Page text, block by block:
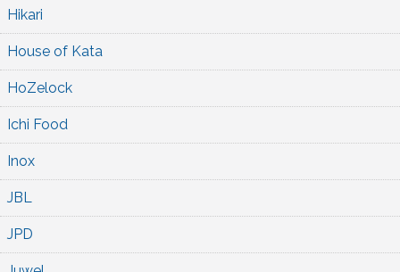
Hikari
House of Kata
HoZelock
Ichi Food
Inox
JBL
JPD